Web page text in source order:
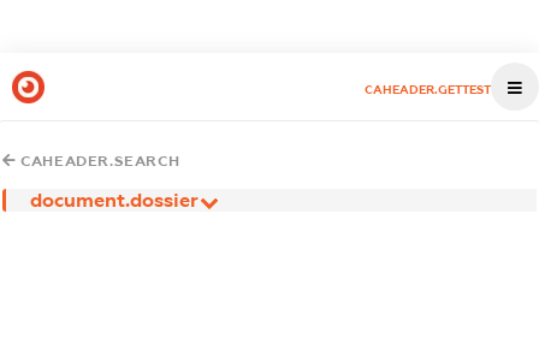
CAHEADER.GETTEST
CAHEADER.SEARCH
document.dossier